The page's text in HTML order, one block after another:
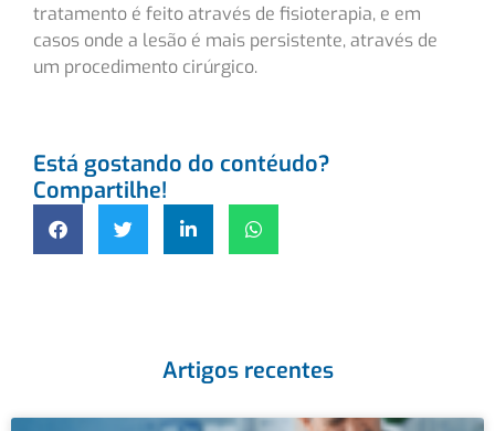
tratamento é feito através de fisioterapia, e em
casos onde a lesão é mais persistente, através de
um procedimento cirúrgico.
Está gostando do contéudo?
Compartilhe!
Artigos recentes